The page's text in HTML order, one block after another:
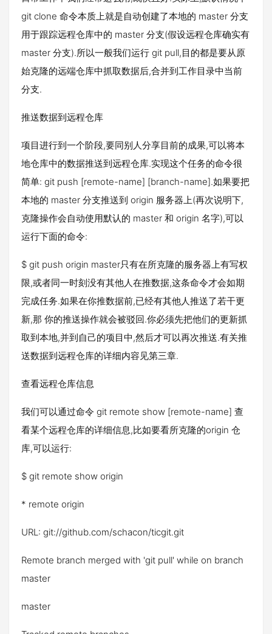
git clone 命令本质上就是自动创建了本地的 master 分支
用于跟踪远程仓库中的 master 分支(假设远程仓库确实有
master 分支).所以一般我们运行 git pull,目的都是要从原
始克隆的远端仓库中抓取数据后,合并到工作目录中当前
分支.
推送数据到远程仓库
项目进行到一个阶段,要同别人分享目前的成果,可以将本
地仓库中的数据推送到远程仓库.实现这个任务的命令很
简单: git push [remote-name] [branch-name].如果要把
本地的 master 分支推送到 origin 服务器上(再次说明下,
克隆操作会自动使用默认的 master 和 origin 名字),可以
运行下面的命令:
$ git push origin master只有在所克隆的服务器上有写权
限,或者同一时刻没有其他人在推数据,这条命令才会如期
完成任务.如果在你推数据前,已经有其他人推送了若干更
新,那 你的推送操作就会被驳回.你必须先把他们的更新抓
取到本地,并到自己的项目中,然后才可以再次推送.有关推
送数据到远程仓库的详细内容见第三章.
查看远程仓库信息
我们可以通过命令 git remote show [remote-name] 查
看某个远程仓库的详细信息,比如要看所克隆的origin 仓
库,可以运行:
$ git remote show origin
* remote origin
URL: git://github.com/schacon/ticgit.git
Remote branch merged with 'git pull' while on branch
master
master